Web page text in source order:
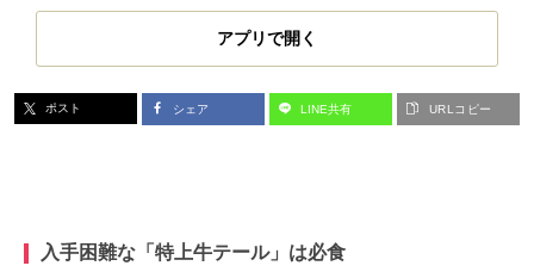
アプリで開く
ポスト シェア LINE共有 URLコピー
入手困難な「特上牛テール」は必食